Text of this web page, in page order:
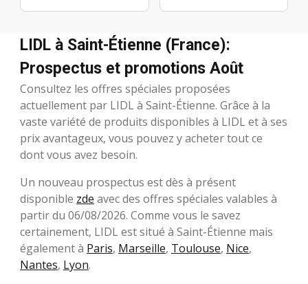
LIDL à Saint-Étienne (France):
Prospectus et promotions Août
Consultez les offres spéciales proposées
actuellement par LIDL à Saint-Étienne. Grâce à la
vaste variété de produits disponibles à LIDL et à ses
prix avantageux, vous pouvez y acheter tout ce
dont vous avez besoin.
Un nouveau prospectus est dès à présent
disponible zde avec des offres spéciales valables à
partir du 06/08/2026. Comme vous le savez
certainement, LIDL est situé à Saint-Étienne mais
également à Paris, Marseille, Toulouse, Nice,
Nantes, Lyon.